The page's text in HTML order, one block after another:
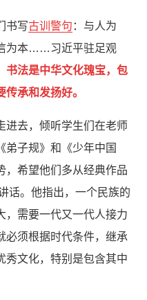
书写古训警句 ：与人为
为本……习近平驻足观
书法是中华文化瑰宝，包
承和发扬好。
去，倾听学生们在老师
弟子规》和《少年中国
，希望他们多从经典作品
话。他指出，一个民族的
，需要一代又一代人接力
必须根据时代条件，继承
秀文化，特别是包含其中